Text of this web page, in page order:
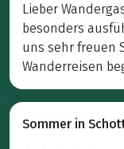
Lieber
besonders
uns sehr freuen
Wanderreisen
Sommer in